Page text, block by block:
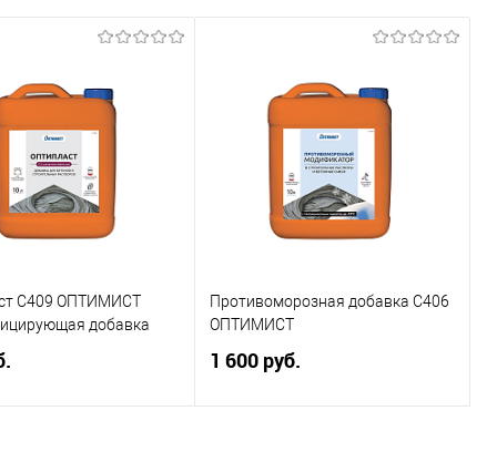
С409 ОПТИМИСТ
добавка
Противоморозная добавка C406
ОПТИМИСТ
1 600 руб.